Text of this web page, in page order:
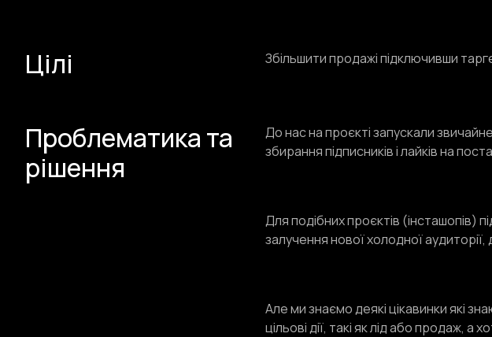
Цілі Збільшити продажі підключивши
Проблематика та
рішення
До нас на проєкті запускали
збирання підписників і лайків на
Для подібних проєктів (інсташопів)
залучення нової холодної
Але ми знаємо деякі цікавинки які
цільові дії, такі як лід або продаж,